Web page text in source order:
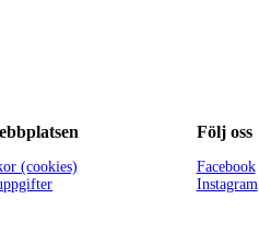
(cookies)
Följ oss
Facebook
Instagram